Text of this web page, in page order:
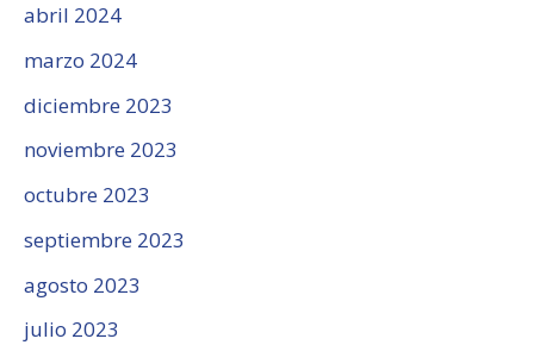
abril 2024
marzo 2024
diciembre 2023
noviembre 2023
octubre 2023
septiembre 2023
agosto 2023
julio 2023